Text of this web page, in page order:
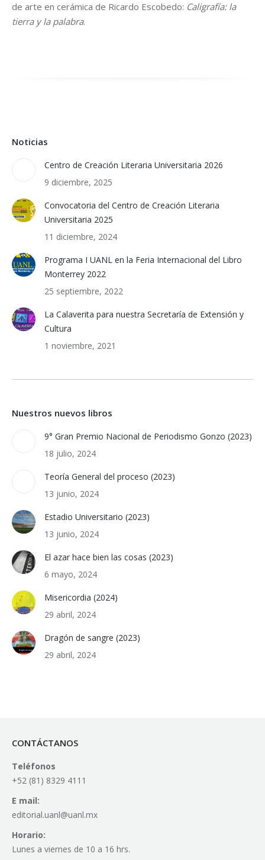
de arte en cerámica de Ricardo Escobedo: Caligrafía: la
tierra y la palabra.
Noticias
Centro de Creación Literaria Universitaria 2026
9 diciembre, 2025
Convocatoria del Centro de Creación Literaria
Universitaria 2025
11 diciembre, 2024
Programa I UANL en la Feria Internacional del Libro
Monterrey 2022
25 septiembre, 2022
La Calaverita para nuestra Secretaría de Extensión y
Cultura
1 noviembre, 2021
Nuestros nuevos libros
9° Gran Premio Nacional de Periodismo Gonzo (2023)
18 julio, 2024
Teoría General del proceso (2023)
13 junio, 2024
Estadio Universitario (2023)
13 junio, 2024
El azar hace bien las cosas (2023)
6 mayo, 2024
Misericordia (2024)
29 abril, 2024
Dragón de sangre (2023)
29 abril, 2024
CONTÁCTANOS
Teléfonos
+52 (81) 8329 4111
E mail:
editorial.uanl@uanl.mx
Horario:
Lunes a viernes de 10 a 16 hrs.